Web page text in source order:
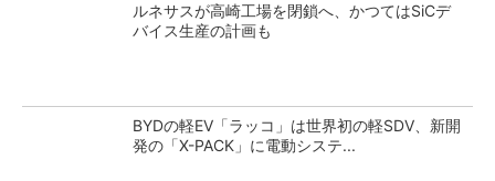
ルネサスが高崎工場を閉鎖へ、かつてはSiCデ
バイス生産の計画も
BYDの軽EV「ラッコ」は世界初の軽SDV、新開
発の「X-PACK」に電動システ...